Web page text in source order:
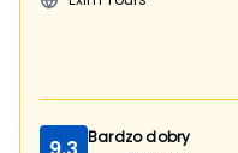
Bardzo dobry